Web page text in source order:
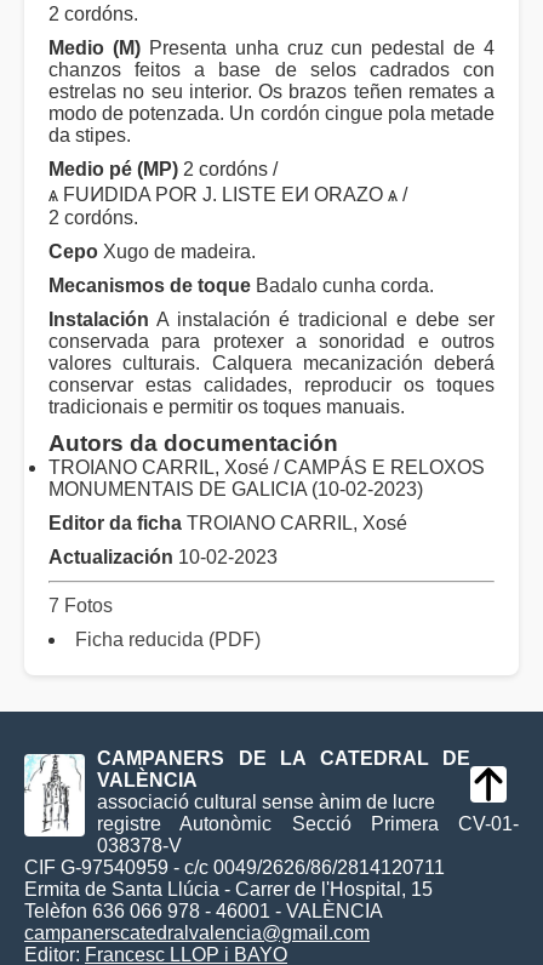
2 cordóns.
Medio (M)Presenta unha cruz cun pedestal de 4
chanzos feitos a base de selos cadrados con
estrelas no seu interior. Os brazos teñen remates a
modo de potenzada. Un cordón cingue pola metade
da stipes.
Medio pé (MP) 2 cordóns /
ѧ FUͶDIDA POR J. LISTE EͶ ORAZO ѧ /
2 cordóns.
Cepo Xugo de madeira.
Mecanismos de toque Badalo cunha corda.
Instalación A instalación é tradicional e debe ser
conservada para protexer a sonoridad e outros
valores culturais. Calquera mecanización deberá
conservar estas calidades, reproducir os toques
tradicionais e permitir os toques manuais.
Autors da documentación
TROIANO CARRIL, Xosé / CAMPÁS E RELOXOS
MONUMENTAIS DE GALICIA (10-02-2023)
Editor da ficha TROIANO CARRIL, Xosé
Actualización 10-02-2023
7 Fotos
Ficha reducida (PDF)
CAMPANERS DE LA CATEDRAL DE
VALÈNCIA
associació cultural sense ànim de lucre
registre Autonòmic Secció Primera CV-01-
038378-V
CIF G-97540959 - c/c 0049/2626/86/2814120711
Ermita de Santa Llúcia - Carrer de l'Hospital, 15
Telèfon 636 066 978 - 46001 - VALÈNCIA
campanerscatedralvalencia@gmail.com
Editor: Francesc LLOP i BAYO